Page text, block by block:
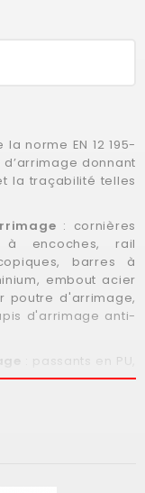
norme EN 12 195-
donnant
la traçabilité telles
: cornières
à encoches, rail
barres à
embout acier
poutre d'arrimage,
d'arrimage anti-
: passants en PU,
les sangles